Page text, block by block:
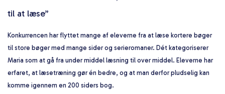
til at læse”
Konkurrencen har flyttet mange af eleverne fra at læse kortere bøger
til store bøger med mange sider og serieromaner. Dét kategoriserer
Maria som at gå fra under middel læsning til over middel. Eleverne har
erfaret, at læsetræning gør én bedre, og at man derfor pludselig kan
komme igennem en 200 siders bog.